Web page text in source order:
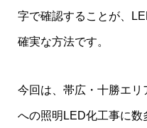
字で確認することが、
確実な方法です。
今回は、帯広・十勝エ
への照明LED化工事に数